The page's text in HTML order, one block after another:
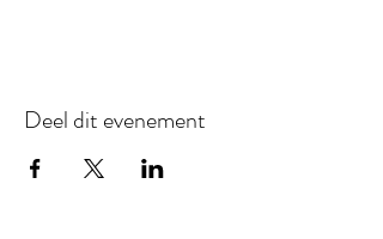
Deel dit evenement